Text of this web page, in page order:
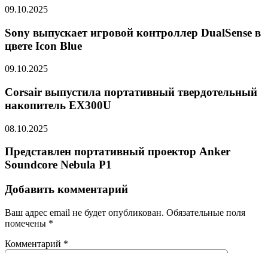
09.10.2025
Sony выпускает игровой контроллер DualSense в
цвете Icon Blue
09.10.2025
Corsair выпустила портативный твердотельный
накопитель EX300U
08.10.2025
Представлен портативный проектор Anker
Soundcore Nebula P1
Добавить комментарий
Ваш адрес email не будет опубликован. Обязательные поля
помечены *
Комментарий *